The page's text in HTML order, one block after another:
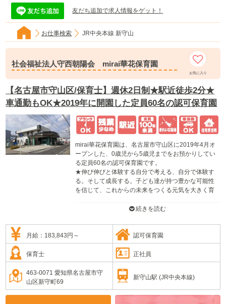
友だち追加で求人情報をゲット！
お仕事検索 JR中央本線 新守山
社会福祉法人守西朝陽会 mirai華花保育園
お気に入り
【名古屋市守山区/保育士】週休2日制★駅近徒歩2分★
車通勤もOK★2019年に開園した定員60名の認可保育園
mirai華花保育園は、名古屋市守山区に2019年4月オ
ープンした、0歳児から5歳児までをお預かりしてい
る定員60名の認可保育園です。
★伸び伸びと体験する自分で考える、自分で体験す
る。そして成長する。子ども達が持つ豊かな可能性
を信じて、これからの未来をつくる元気を大きく育
★保育園でありながら、保育と教育の両面から子ど
募集に関する詳細は、ほいともにお問い合わせくだ
さい。
続きを読む
月給：183,843円～ 認可保育園
保育士 正社員
463-0071 愛知県名古屋市守
山区新守町69
新守山駅 (JR中央本線)